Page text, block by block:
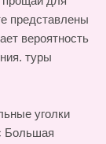
представлены
вероятность
туры
уголки
Большая